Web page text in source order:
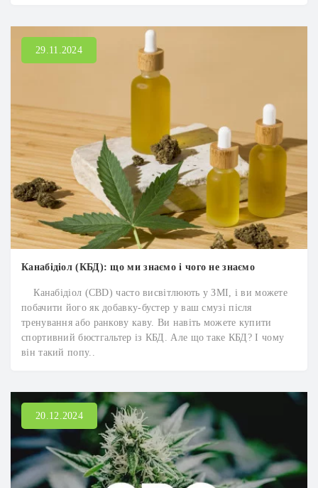
29.11.2024
Канабідіол (КБД): що ми знаємо і чого не знаємо
Канабідіол (CBD) часто висвітлюють у ЗМІ, і ви можете
побачити його як добавку-бустер у ваш смузі після
тренування або ранкову каву. Ви навіть можете купити
спортивний бюстгальтер із КБД. Але що таке КБД? І чому
він такий попу..
20.12.2024